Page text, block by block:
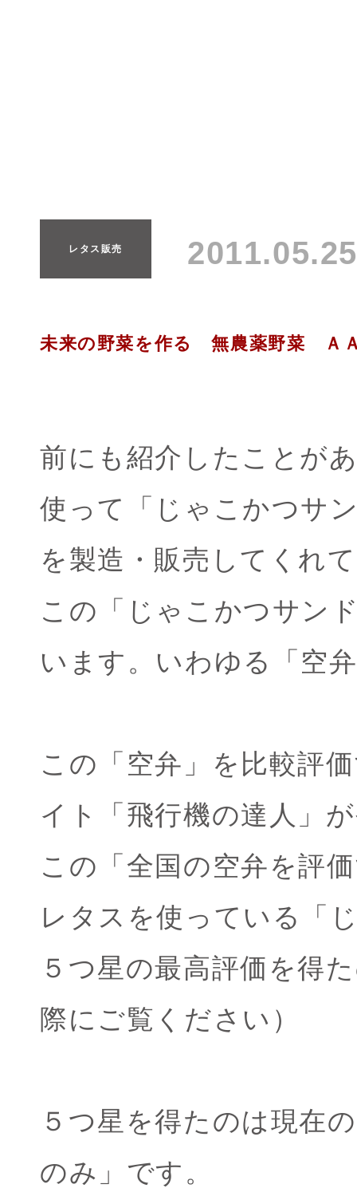
レタス販売
未来の野菜を作る 無農薬野菜 Ａ
前にも紹介したことが
使って「じゃこかつサ
を製造・販売してくれ
この「じゃこかつサン
います。いわゆる「空
この「空弁」を比較評
イト「飛行機の達人」
この「全国の空弁を評
レタスを使っている「
５つ星の最高評価を得
際にご覧ください）
５つ星を得たのは現在
のみ」です。